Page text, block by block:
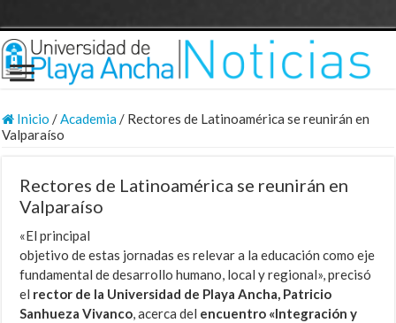
Inicio /Academia/ Rectores de Latinoamérica se reunirán en
Valparaíso
Rectores de Latinoamérica se reunirán en
Valparaíso
«El principal
objetivo de estas jornadas es relevar a la educación como eje
fundamental de desarrollo humano, local y regional», precisó
el rector de la Universidad de Playa Ancha, Patricio
Sanhueza Vivanco, acerca del encuentro «Integración y